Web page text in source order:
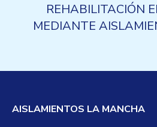
REHABILITACIÓN
MEDIANTE
AISLAMIENTOS LA MANCHA